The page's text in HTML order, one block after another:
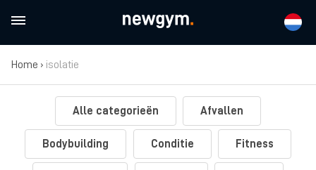
Home › isolatie
Alle categorieën Afvallen
Bodybuilding Conditie Fitness